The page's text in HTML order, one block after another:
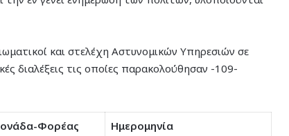
και στελέχη Αστυνομικών Υπηρεσιών σε
διαλέξεις τις οποίες παρακολούθησαν -109-
Φορέας
Ημερομηνία